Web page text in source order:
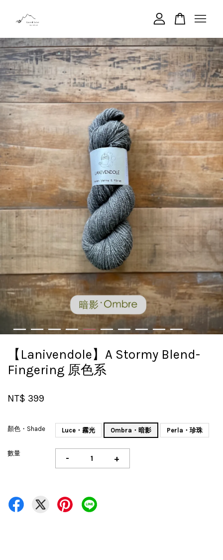
【Lanivendole】A Stormy Blend-
Fingering 原色系
NT$ 399
顏色・Shade Luce・霧光 Ombra・暗影 Perla・珍珠
數量 - +
您的購物車目前還是空的。
繼續購物